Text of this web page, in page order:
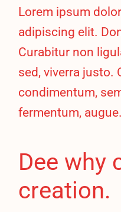
Lorem ipsum
adipiscing elit.
Curabitur non
sed, viverra justo.
condimentum,
fermentum, augue.
Dee why
creation.